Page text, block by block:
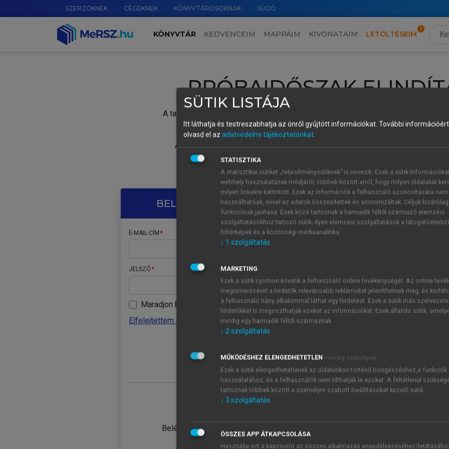
SZERZŐKNEK CÉGEKNEK KÖNYVTÁROSOKNAK SÚGÓ
KÖNYVTÁR KEDVENCEIM MAPPÁIM KIVONATAIM LETÖLTÉSEIM
PRÓBAIDŐSZAK
A tartalom megtekintéséhez lépj be a saját fiókoddal, iskolai azonosítóddal vagy
Új felhasználóként1 óra díjmentes hozzáférésrevagy
A próbaidőszak elindításához,
vagy hozz
A regisztráció után a
BELÉPÉS SAJÁT FIÓKKAL
E-MAIL-CÍM
JELSZÓ
Maradjon belépve
Elfelejtettem a jelszavamat
Belépés intézményi azonosítóval
ÚJ FIÓK
1 óra
JELSZÓ
Kérek értesítést a MeRSZ
Kérek értesítést az
SÜTIK LISTÁJA
Itt láthatja és testreszabhatja az önről gyűjtött információkat. További
olvasd el az adatvédelmi tájékoztatónkat.
STATISZTIKA
A statisztikai sütiket „teljesítménysütiknek” is nevezik. Ezek a sütik
webhely használatának módjáról, többek között arról, hogy milyen oldalakat
milyen linkekre kattintott. Ezek az információk a felhasználó azonosítására nem
használhatóak, mivel az adatok összesítettek és anonimizáltak. Céljuk
funkcióinak javítása. Ezek közé tartoznak a harmadik féltől származó elemzési
szolgáltatásokhoz tartozó sütik; ilyen elemzési szolgáltatások a
hőtérképek és a közösségi médiaanalitika.
↓ 1 szolgáltatás
MARKETING
Ezek a sütik nyomon követik a felhasználó online tevékenységét. Az online
megismerésével a hirdetők relevánsabb reklámokat jeleníthetnek meg, és
a felhasználó hány alkalommal láthat egy hirdetést. Ezek a sütik más
hirdetőkkel is megoszthatják ezeket az információkat. Ezek állandó sütik,
mindig egy harmadik féltől származnak.
↓ 2szolgáltatás
MŰKÖDÉSHEZ ELENGEDHETETLEN (mindig szükséges)
Ezek a sütik elengedhetetlenek az oldalunkon történő böngészéshez,a funkciók
használatához, és a felhasználók nem tilthatják le azokat. A feltétlenül
tartoznak többek között a személyre szabott beállításokat kezelő sütik.
↓ 3 szolgáltatás
ÖSSZES APP ÁTKAPCSOLÁSA
Használja ezt a kapcsolót az összes alkalmazás engedélyezéséhez/